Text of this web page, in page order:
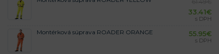
33.41€
s DPH
Montérková súprava ROADER ORANGE 55.95€
s DPH